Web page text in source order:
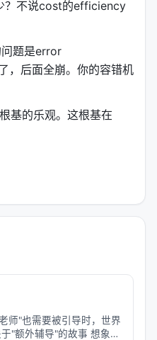
不说cost的efficiency
题是error
，后面全崩。你的容错机
基的乐观。这根基在
师"也需要被引导时，世界
"额外辅导"的故事 想象一